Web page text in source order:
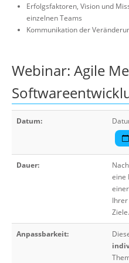
Erfolgsfaktoren, Vision und
einzelnen Teams
Kommunikation der
Webinar: Agile
Datum:
Dauer:
eine
Ziele.
Anpassbarkeit: